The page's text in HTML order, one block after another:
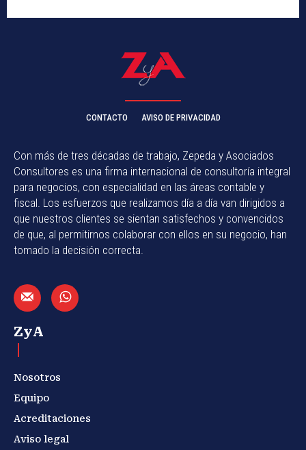
CONTACTO AVISO DE PRIVACIDAD
Con más de tres décadas de trabajo, Zepeda y Asociados
Consultores es una firma internacional de consultoría integral
para negocios, con especialidad en las áreas contable y
fiscal. Los esfuerzos que realizamos día a día van dirigidos a
que nuestros clientes se sientan satisfechos y convencidos
de que, al permitirnos colaborar con ellos en su negocio, han
tomado la decisión correcta.
ZyA
Nosotros
Equipo
Acreditaciones
Aviso legal